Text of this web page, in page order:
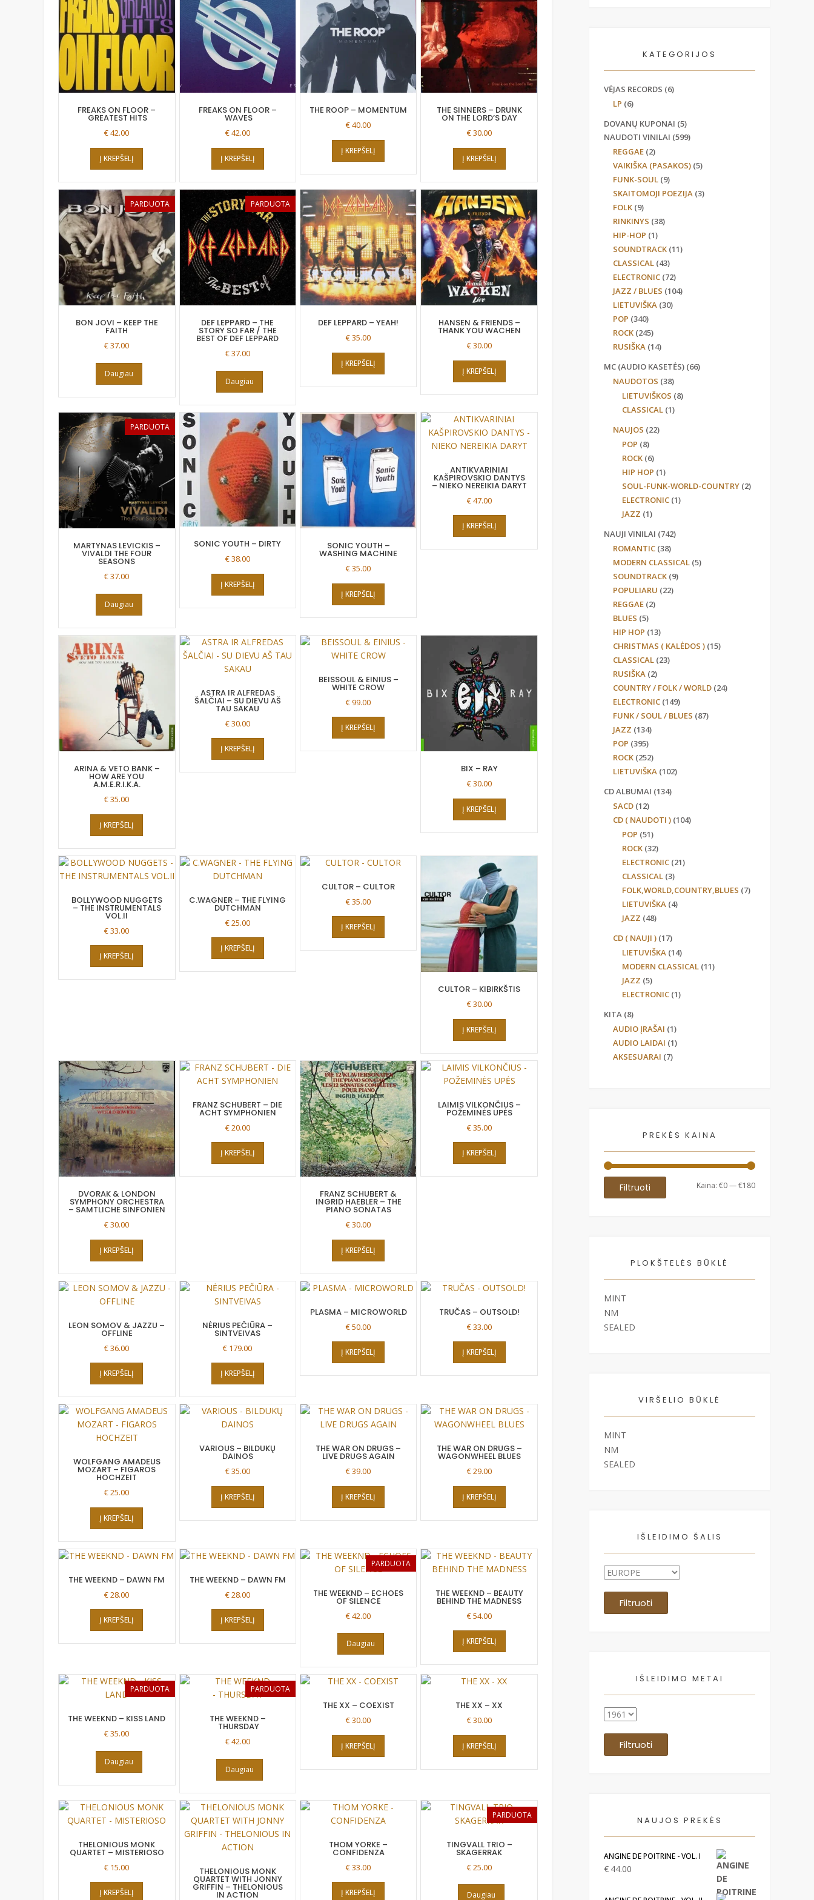
FREAKS ON FLOOR –
GREATEST HITS
€42.00
Į KREPŠELĮ
FREAKS ON FLOOR –
WAVES
€42.00
Į KREPŠELĮ
THE ROOP – MOMENTUM
€40.00
Į KREPŠELĮ
THE SINNERS – DRUNK
ON THE LORD’S DAY
€30.00
Į KREPŠELĮ
PARDUOTA
BON JOVI – KEEP THE
FAITH
€37.00
Daugiau
PARDUOTA
DEF LEPPARD – THE
STORY SO FAR / THE
BEST OF DEF LEPPARD
€37.00
Daugiau
DEF LEPPARD – YEAH!
€35.00
Į KREPŠELĮ
HANSEN & FRIENDS –
THANK YOU WACHEN
€30.00
Į KREPŠELĮ
PARDUOTA
MARTYNAS LEVICKIS –
VIVALDI THE FOUR
SEASONS
€37.00
Daugiau
SONIC YOUTH – DIRTY
€38.00
Į KREPŠELĮ
SONIC YOUTH –
WASHING MACHINE
€35.00
Į KREPŠELĮ
ANTIKVARINIAI
KAŠPIROVSKIO DANTYS
– NIEKO NEREIKIA DARYT
€47.00
Į KREPŠELĮ
ARINA & VETO BANK –
HOW ARE YOU
A.M.E.R.I.K.A.
€35.00
Į KREPŠELĮ
ASTRA IR ALFREDAS
ŠALČIAI – SU DIEVU AŠ
TAU SAKAU
€30.00
Į KREPŠELĮ
BEISSOUL & EINIUS –
WHITE CROW
€99.00
Į KREPŠELĮ
BIX – RAY
€30.00
Į KREPŠELĮ
BOLLYWOOD NUGGETS
– THE INSTRUMENTALS
VOL.II
€33.00
Į KREPŠELĮ
C.WAGNER – THE FLYING
DUTCHMAN
€25.00
Į KREPŠELĮ
CULTOR – CULTOR
€35.00
Į KREPŠELĮ
CULTOR – KIBIRKŠTIS
€30.00
Į KREPŠELĮ
DVORAK & LONDON
SYMPHONY ORCHESTRA
– SAMTLICHE SINFONIEN
€30.00
Į KREPŠELĮ
FRANZ SCHUBERT – DIE
ACHT SYMPHONIEN
€20.00
Į KREPŠELĮ
FRANZ SCHUBERT &
INGRID HAEBLER – THE
PIANO SONATAS
€30.00
Į KREPŠELĮ
LAIMIS VILKONČIUS –
POŽEMINĖS UPĖS
€35.00
Į KREPŠELĮ
LEON SOMOV & JAZZU –
OFFLINE
€36.00
Į KREPŠELĮ
NĖRIUS PEČIŪRA –
SINTVEIVAS
€ 179.00
Į KREPŠELĮ
PLASMA – MICROWORLD
€50.00
Į KREPŠELĮ
TRUČAS – OUTSOLD!
€33.00
Į KREPŠELĮ
WOLFGANG AMADEUS
MOZART – FIGAROS
HOCHZEIT
€25.00
Į KREPŠELĮ
VARIOUS – BILDUKŲ
DAINOS
€35.00
Į KREPŠELĮ
THE WAR ON DRUGS –
LIVE DRUGS AGAIN
€39.00
Į KREPŠELĮ
THE WAR ON DRUGS –
WAGONWHEEL BLUES
€29.00
Į KREPŠELĮ
THE WEEKND – DAWN FM
€28.00
Į KREPŠELĮ
THE WEEKND – DAWN FM
€28.00
Į KREPŠELĮ
PARDUOTA
THE WEEKND – ECHOES
OF SILENCE
€42.00
Daugiau
THE WEEKND – BEAUTY
BEHIND THE MADNESS
€54.00
Į KREPŠELĮ
PARDUOTA
THE WEEKND – KISS LAND
€35.00
Daugiau
PARDUOTA
THE WEEKND –
THURSDAY
€42.00
Daugiau
THE XX – COEXIST
€30.00
Į KREPŠELĮ
THE XX – XX
€30.00
Į KREPŠELĮ
THELONIOUS MONK
QUARTET – MISTERIOSO
€ 15.00
Į KREPŠELĮ
THELONIOUS MONK
QUARTET WITH JONNY
GRIFFIN – THELONIOUS
IN ACTION
THOM YORKE –
CONFIDENZA
€33.00
Į KREPŠELĮ
PARDUOTA
TINGVALL TRIO –
SKAGERRAK
€25.00
Daugiau
KATEGORIJOS
VĖJAS RECORDS (6)
LP (6)
DOVANŲ KUPONAI (5)
NAUDOTI VINILAI (599)
REGGAE (2)
VAIKIŠKA (PASAKOS) (5)
FUNK-SOUL (9)
SKAITOMOJI POEZIJA (3)
FOLK (9)
RINKINYS (38)
HIP-HOP (1)
SOUNDTRACK (11)
CLASSICAL (43)
ELECTRONIC (72)
JAZZ / BLUES (104)
LIETUVIŠKA (30)
POP (340)
ROCK (245)
RUSIŠKA (14)
MC (AUDIO KASETĖS) (66)
NAUDOTOS (38)
LIETUVIŠKOS (8)
CLASSICAL (1)
NAUJOS (22)
POP (8)
ROCK (6)
HIP HOP (1)
SOUL-FUNK-WORLD-COUNTRY (2)
ELECTRONIC (1)
JAZZ (1)
NAUJI VINILAI (742)
ROMANTIC (38)
MODERN CLASSICAL (5)
SOUNDTRACK (9)
POPULIARU (22)
REGGAE (2)
BLUES (5)
HIP HOP (13)
CHRISTMAS ( KALĖDOS ) (15)
CLASSICAL (23)
RUSIŠKA (2)
COUNTRY / FOLK / WORLD (24)
ELECTRONIC (149)
FUNK / SOUL / BLUES (87)
JAZZ (134)
POP (395)
ROCK (252)
LIETUVIŠKA (102)
CD ALBUMAI (134)
SACD (12)
CD ( NAUDOTI ) (104)
POP (51)
ROCK (32)
ELECTRONIC (21)
CLASSICAL (3)
FOLK,WORLD,COUNTRY,BLUES (7)
LIETUVIŠKA (4)
JAZZ (48)
CD ( NAUJI ) (17)
LIETUVIŠKA (14)
MODERN CLASSICAL (11)
JAZZ (5)
ELECTRONIC (1)
KITA (8)
AUDIO ĮRAŠAI (1)
AUDIO LAIDAI (1)
AKSESUARAI (7)
PREKĖS KAINA
Min
Maks
Filtruoti Kaina: €0—€180
PLOKŠTELĖS BŪKLĖ
MINT
NM
SEALED
VIRŠELIO BŪKLĖ
MINT
NM
SEALED
IŠLEIDIMO ŠALIS
Filtruoti
IŠLEIDIMO METAI
Filtruoti
NAUJOS PREKĖS
ANGINE DE POITRINE - VOL. I
€ 44.00